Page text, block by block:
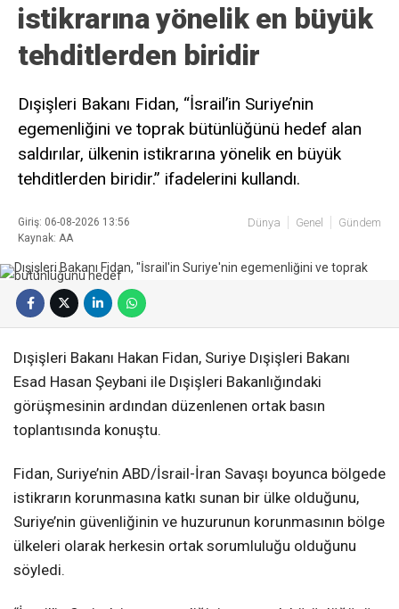
istikrarına yönelik en büyük
tehditlerden biridir
Dışişleri Bakanı Fidan, “İsrail’in Suriye’nin
egemenliğini ve toprak bütünlüğünü hedef alan
saldırılar, ülkenin istikrarına yönelik en büyük
tehditlerden biridir.” ifadelerini kullandı.
Giriş: 06-08-2026 13:56
Kaynak: AA
Dünya Genel Gündem
Dışişleri Bakanı Hakan Fidan, Suriye Dışişleri Bakanı
Esad Hasan Şeybani ile Dışişleri Bakanlığındaki
görüşmesinin ardından düzenlenen ortak basın
toplantısında konuştu.
Fidan, Suriye’nin ABD/İsrail-İran Savaşı boyunca bölgede
istikrarın korunmasına katkı sunan bir ülke olduğunu,
Suriye’nin güvenliğinin ve huzurunun korunmasının bölge
ülkeleri olarak herkesin ortak sorumluluğu olduğunu
söyledi.